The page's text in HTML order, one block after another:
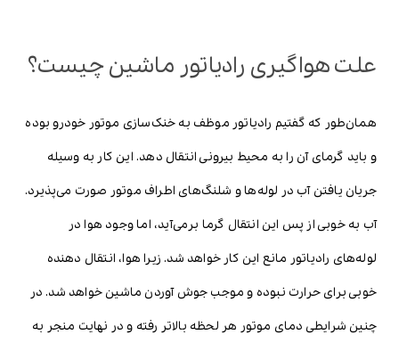
علت هواگیری رادیاتور ماشین چیست؟
همان‌طور که گفتیم رادیاتور موظف به خنک‌سازی موتور خودرو بوده
و باید گرمای آن را به محیط بیرونی انتقال دهد. این کار به وسیله
جریان یافتن آب در لوله‌ها و شلنگ‌های اطراف موتور صورت می‌پذیرد.
آب به خوبی از پس این انتقال گرما برمی‌آید، اما وجود هوا در
لوله‌های رادیاتور مانع این کار خواهد شد. زیرا هوا، انتقال دهنده
خوبی برای حرارت نبوده و موجب جوش آوردن ماشین خواهد شد. در
چنین شرایطی دمای موتور هر لحظه بالاتر رفته و در نهایت منجر به